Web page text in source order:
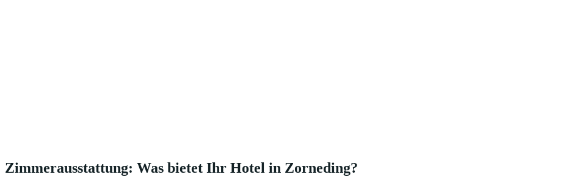
Zimmerausstattung: Was bietet Ihr Hotel in Zorneding?